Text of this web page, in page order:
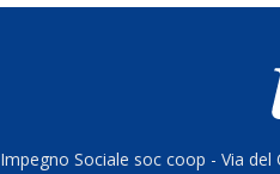
Impegno Sociale soc coop - Via del